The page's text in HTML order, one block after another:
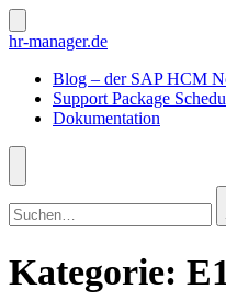
Zum
Inhalt
Suche
ein-/ausblenden
hr-manager.de
Blog – der SAP HCM
Support Package
Dokumentation
Menü
nach:
Kategorie: